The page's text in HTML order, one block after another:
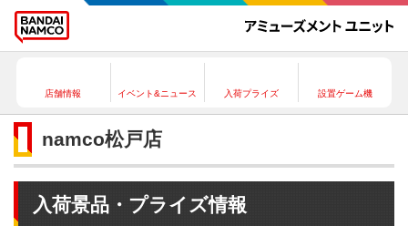
店舗情報 イベント&ニュース 入荷プライズ 設置ゲーム機
namco松戸店
入荷景品・プライズ情報